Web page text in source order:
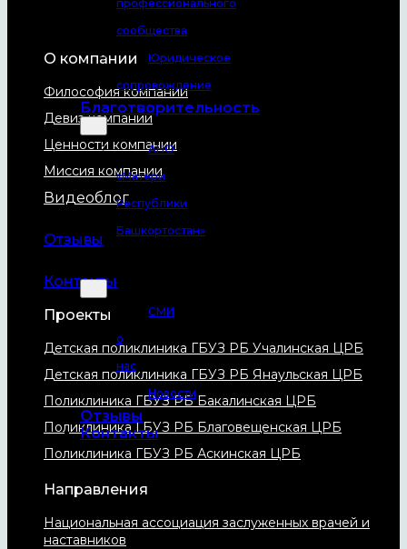
профессионального
сообщества
Юридическое
сопровождение
Благотворительность
АНО
«Матери
Республики
Башкортостан»
СМИ
о
нас
Новости
Отзывы
Контакты
О компании
Философия компании
Девиз компании
Ценности компании
Миссия компании
Видеоблог
Отзывы
Контакты
Проекты
Детская поликлиника ГБУЗ РБ Учалинская ЦРБ
Детская поликлиника ГБУЗ РБ Янаульская ЦРБ
Поликлиника ГБУЗ РБ Бакалинская ЦРБ
Поликлиника ГБУЗ РБ Благовещенская ЦРБ
Поликлиника ГБУЗ РБ Аскинская ЦРБ
Направления
Национальная ассоциация заслуженных врачей и
наставников